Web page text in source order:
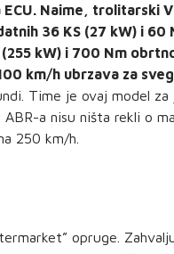
Naime, trolitarski
36 KS (27 kW) i 60
kW) i 700 Nm
km/h ubrzava za
Time je ovaj model
a nisu ništa rekli o
250 km/h.
opruge.